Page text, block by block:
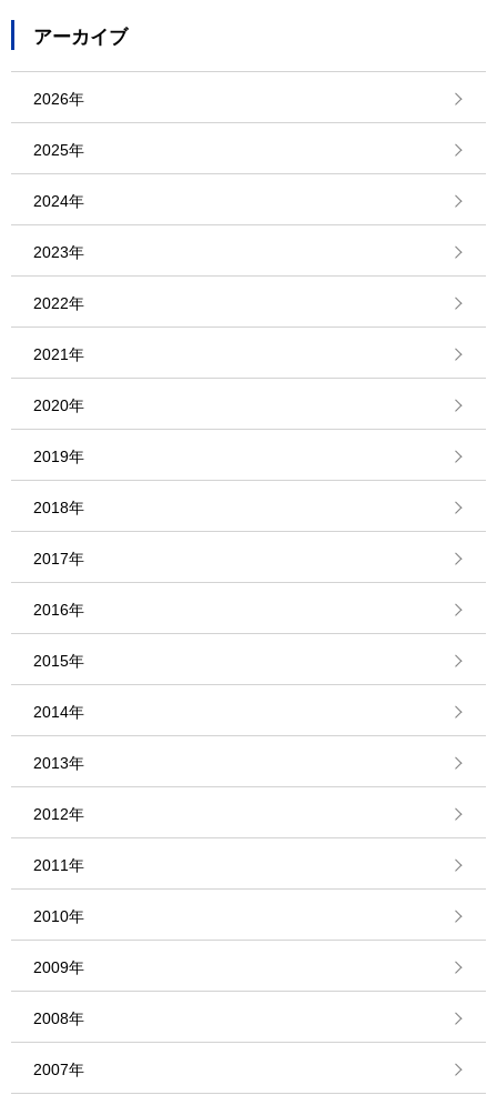
アーカイブ
2026年
2025年
2024年
2023年
2022年
2021年
2020年
2019年
2018年
2017年
2016年
2015年
2014年
2013年
2012年
2011年
2010年
2009年
2008年
2007年